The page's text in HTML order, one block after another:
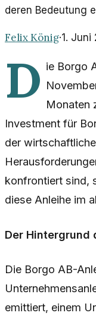
deren Bedeutung
Felix König·1. Juni
D ie Borgo
Monaten
Investment für
der
konfrontiert sind,
diese Anleihe im
Der Hintergrund
Die Borgo AB-
emittiert, einem